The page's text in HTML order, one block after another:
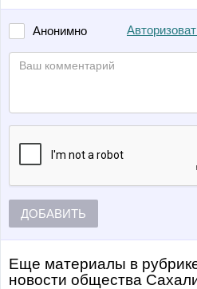
Анонимно
ДОБАВИТЬ
Еще материалы в
Новости общества